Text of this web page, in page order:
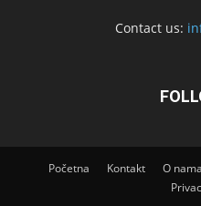
Contact us:
Početna Kontakt O nama